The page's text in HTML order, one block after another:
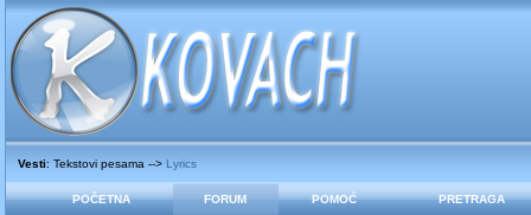
Vesti: Tekstovi pesama --> Lyrics
POČETNA FORUM POMOĆ PRETRAGA